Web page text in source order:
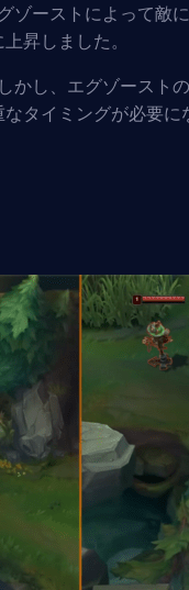
ゾーストによって敵
昇しました。
しかし、エグゾースト
タイミングが必要に